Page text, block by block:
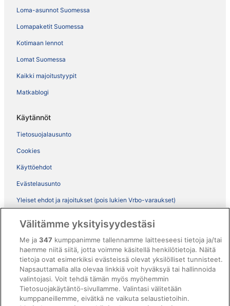
Loma-asunnot Suomessa
Lomapaketit Suomessa
Kotimaan lennot
Lomat Suomessa
Kaikki majoitustyypit
Matkablogi
Käytännöt
Tietosuojalausunto
Cookies
Käyttöehdot
Evästelausunto
Yleiset ehdot ja rajoitukset (pois lukien Vrbo-varaukset)
ebookers BONUS+ -ohjelman ehdot
Oikeudelliset tiedot / ota meihin yhteyttä
Sisältövaatimukset ja ilmoituksen tekeminen sisällöstä
Välitämme yksityisyydestäsi
Me ja347 kumppanimme tallennamme laitteeseesi tietoja ja/tai
haemme niitä siitä, jotta voimme käsitellä henkilötietoja. Näitä
tietoja ovat esimerkiksi evästeissä olevat yksilölliset tunnisteet.
Napsauttamalla alla olevaa linkkiä voit hyväksyä tai hallinnoida
valintojasi. Voit tehdä tämän myös myöhemmin
Tietosuojakäytäntö-sivullamme. Valintasi välitetään
kumppaneillemme, eivätkä ne vaikuta selaustietoihin.